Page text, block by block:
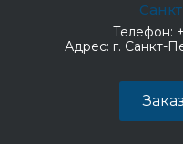
Телефон:
Адрес: г. Санкт-